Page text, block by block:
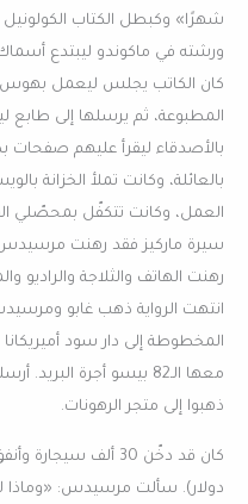
شهرًا» وكبطل الكتاب الكولونيل
ورشته في ماكوندو ليبتدع
كان الكاتب يجلس ليعمل
المطبوعة، ثم يرسلها إلى
بالأصدقاء ليقرأ عليهم
بالعائلة، وكانت تملأ الخزانة
العمل، وكانت تتكفّل بمحصّلي
سيرة ماركيز فقد رهنت
رهنت الهاتف والثلاجة والراديو
انتهت الرواية ذهب غابو
المخطوطة إلى دار سود
معها الـ82 بيسو أجرة
ذهبوا إلى متجر الرهونات.
دولار). سألت مرسيدس: «وماذا